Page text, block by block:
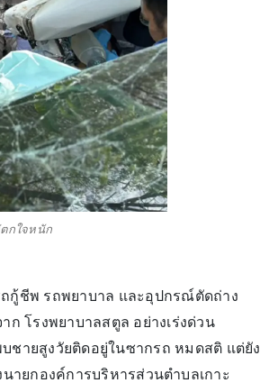
กใจหนัก
กู้ชีพ รถพยาบาล และอุปกรณ์ตัดถ่าง
โรงพยาบาลสตูล อย่างเร่งด่วน
ชายสูงวัยติดอยู่ในซากรถ หมดสติ แต่ยัง
ายกองค์การบริหารส่วนตำบลเกาะ